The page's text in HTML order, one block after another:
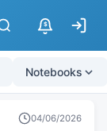
$
Notebooks
04/06/2026